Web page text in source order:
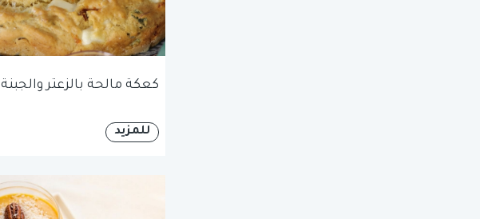
كعكة مالحة بالزعتر والجبنة
للمزيد